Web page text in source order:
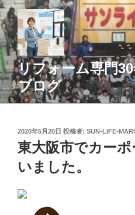
コ
ン
テ
ン
ツ
へ
ス
キ
リフォーム専門
ブログ
投
稿
日:
2020年5月20日 投稿者: SUN-LIFE-
東大阪市でカー
いました。